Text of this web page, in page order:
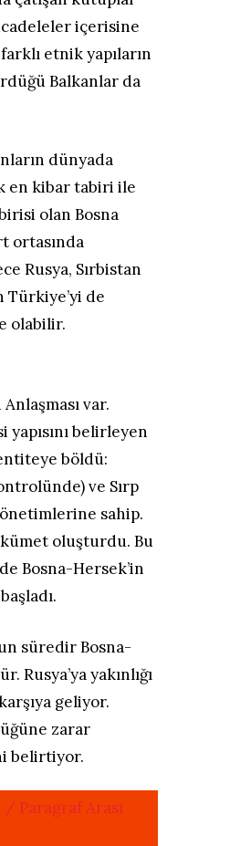
içerisine
etnik yapıların
Balkanlar da
dünyada
en kibar tabiri ile
olan Bosna
ortasında
Rusya, Sırbistan
Türkiye’yi de
olabilir.
var.
yapısını belirleyen
böldü:
ve Sırp
sahip.
oluşturdu. Bu
Bosna-Hersek’in
süredir Bosna-
yakınlığı
geliyor.
zarar
belirtiyor.